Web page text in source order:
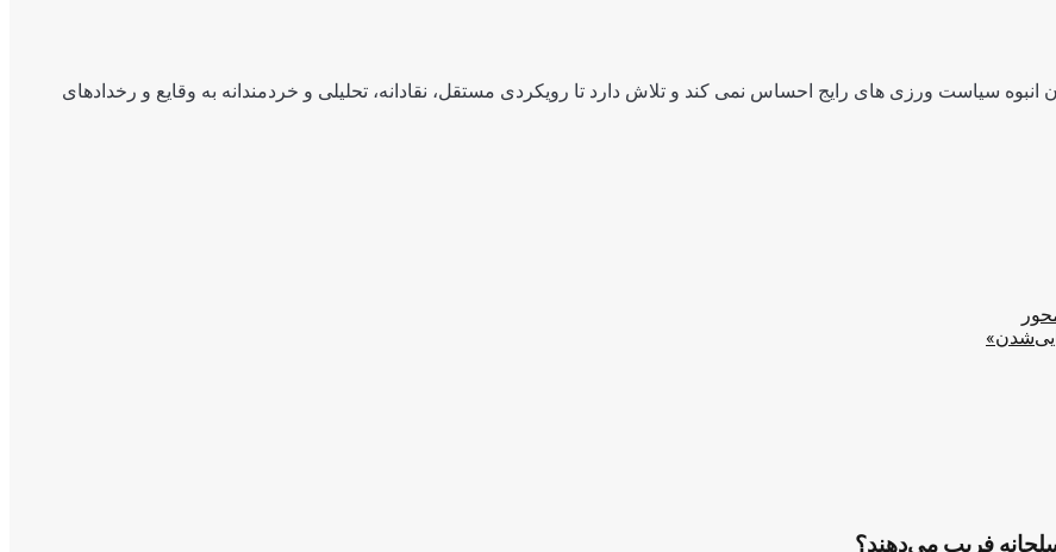
سیاست ورزی های رایج احساس نمی کند و تلاش دارد تا رویکردی مستقل، نقادانه، تحلیلی و خردمندانه به وقایع و رخدادهای
فریب می‌دهند؟